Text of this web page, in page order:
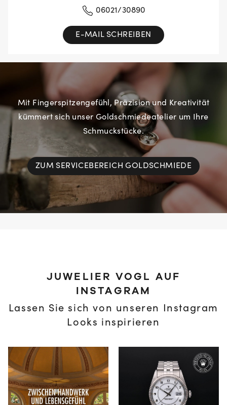
06021/30890
E-MAIL SCHREIBEN
Mit Fingerspitzengefühl, Präzision und Kreativität
kümmert sich unser Goldschmiedeatelier um Ihre
Schmuckstücke.
ZUM SERVICEBEREICH GOLDSCHMIEDE
JUWELIER VOGL AUF
INSTAGRAM
Lassen Sie sich von unseren Instagram
Looks inspirieren